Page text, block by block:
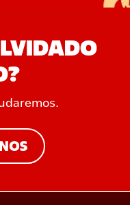
O
P
N